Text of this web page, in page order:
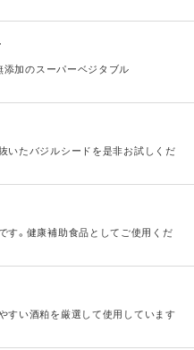
添加のスーパーベジタブル
いたバジルシードを是非お試しくだ
す。健康補助食品としてご使用くだ
すい酒粕を厳選して使用しています